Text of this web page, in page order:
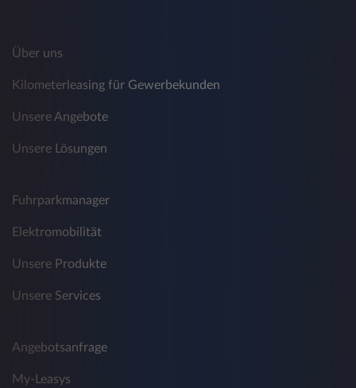
Über uns
Kilometerleasing für Gewerbekunden
Unsere Angebote
Unsere Lösungen
Fuhrparkmanager
Elektromobilität
Unsere Produkte
Unsere Services
Angebotsanfrage
My-Leasys